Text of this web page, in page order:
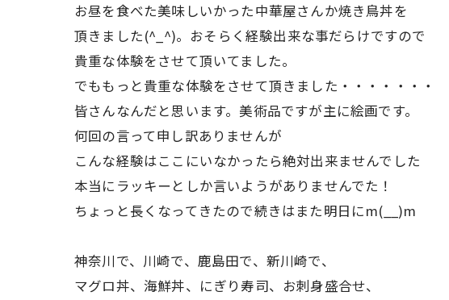
お昼を食べた美味しいかった中華屋さんか焼き鳥丼を
頂きました(^_^)。おそらく経験出来な事だらけですので
貴重な体験をさせて頂いてました。
でももっと貴重な体験をさせて頂きました・・・・・・・
皆さんなんだと思います。美術品ですが主に絵画です。
何回の言って申し訳ありませんが
こんな経験はここにいなかったら絶対出来ませんでした
本当にラッキーとしか言いようがありませんでた！
ちょっと長くなってきたので続きはまた明日にm(__)m
神奈川で、川崎で、鹿島田で、新川崎で、
マグロ丼、海鮮丼、にぎり寿司、お刺身盛合せ、